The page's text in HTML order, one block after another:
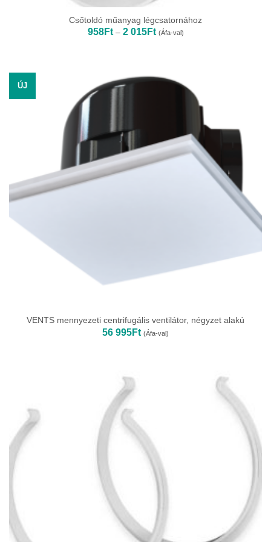
Csőtoldó műanyag légcsatornához
958Ft – 2 015FtÁrtartomány:
958Ft
(Áfa-val)
ÚJ
VENTS mennyezeti centrifugális ventilátor, négyzet alakú
56 995Ft (Áfa-val)